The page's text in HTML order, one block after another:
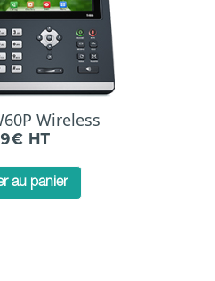
Wireless
HT
au panier